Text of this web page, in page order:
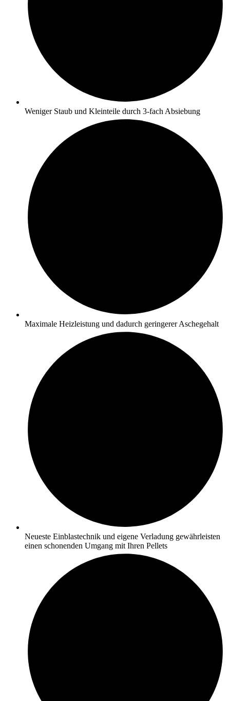
Weniger Staub und Kleinteile durch 3-fach Absiebung
Maximale Heizleistung und dadurch geringerer Aschegehalt
Neueste Einblastechnik und eigene Verladung gewährleisten
einen schonenden Umgang mit Ihren Pellets